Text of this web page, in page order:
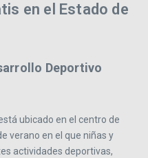
en el Estado de
Deportivo
ubicado en el centro de
verano en el que niñas y
actividades deportivas,